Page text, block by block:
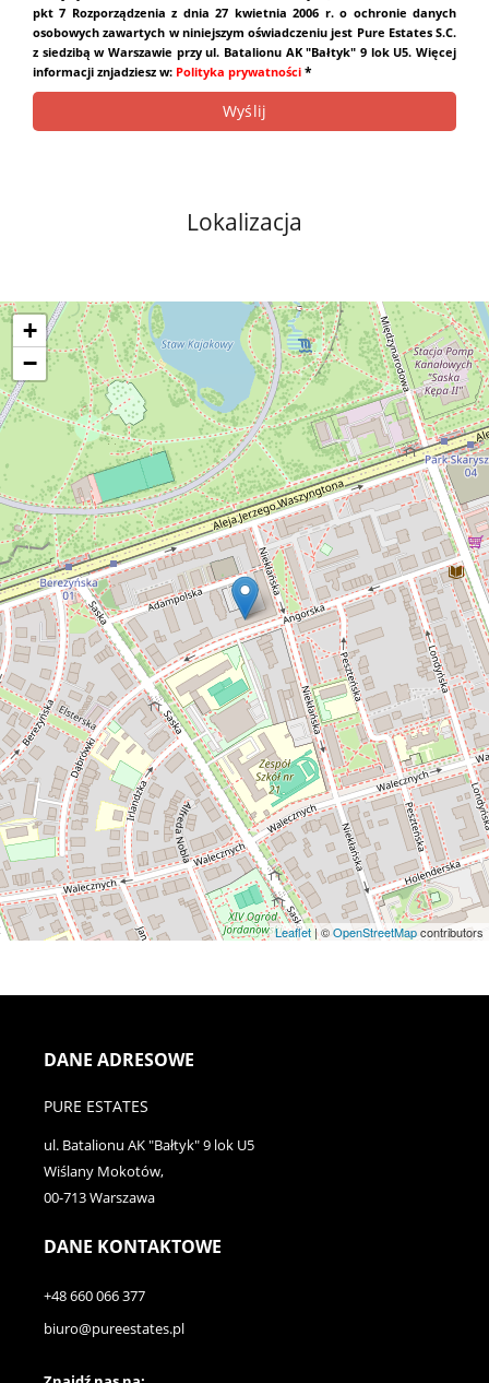
pkt 7 Rozporządzenia z dnia 27 kwietnia 2006 r. o ochronie danych
osobowych zawartych w niniejszym oświadczeniu jest Pure Estates S.C.
z siedzibą w Warszawie przy ul. Batalionu AK "Bałtyk" 9 lok U5. Więcej
informacji znjadziesz w: Polityka prywatności *
Lokalizacja
+
−
Leaflet| ©OpenStreetMapcontributors
DANE ADRESOWE
PURE ESTATES
ul. Batalionu AK "Bałtyk" 9 lok U5
Wiślany Mokotów,
00-713 Warszawa
DANE KONTAKTOWE
+48 660 066 377
biuro@pureestates.pl